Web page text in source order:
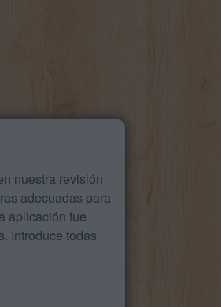
nuestra revisión
adecuadas para
aplicación fue
Introduce todas